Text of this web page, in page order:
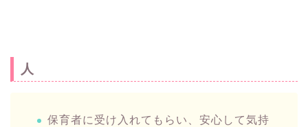
人
保育者に受け入れてもらい、安心して気持